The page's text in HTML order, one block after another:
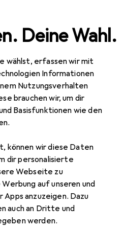
Deine Wahl.
wählst, erfassen wir mit
Informationen
Nutzungsverhalten
brauchen wir, um dir
Basisfunktionen wie den
können wir diese Daten
dir personalisierte
Webseite zu
auf unseren und
anzuzeigen. Dazu
auch an Dritte und
werden.
IT + Multimedia Netzwerk